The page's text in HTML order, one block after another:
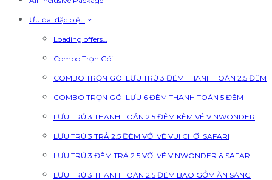
Ưu đãi đặc biệt
Loading offers…
Combo Trọn Gói
COMBO TRỌN GÓI LƯU TRÚ 3 ĐÊM THANH TOÁN 2.5 ĐÊM
COMBO TRỌN GÓI LƯU 6 ĐÊM THANH TOÁN 5 ĐÊM
LƯU TRÚ 3 THANH TOÁN 2.5 ĐÊM KÈM VÉ VINWONDER
LƯU TRÚ 3 TRẢ 2.5 ĐÊM VỚI VÉ VUI CHƠI SAFARI
LƯU TRÚ 3 ĐÊM TRẢ 2.5 VỚI VÉ VINWONDER & SAFARI
LƯU TRÚ 3 THANH TOÁN 2.5 ĐÊM BAO GỒM ĂN SÁNG